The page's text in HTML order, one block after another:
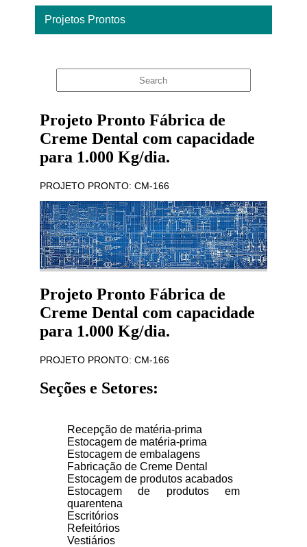
Projetos Prontos
Projeto Pronto Fábrica de
Creme Dental com capacidade
para 1.000 Kg/dia.
PROJETO PRONTO: CM-166
Projeto Pronto Fábrica de
Creme Dental com capacidade
para 1.000 Kg/dia.
PROJETO PRONTO: CM-166
Seções e Setores:
Recepção de matéria-prima
Estocagem de matéria-prima
Estocagem de embalagens
Fabricação de Creme Dental
Estocagem de produtos acabados
Estocagem de produtos em
quarentena
Escritórios
Refeitórios
Vestiários